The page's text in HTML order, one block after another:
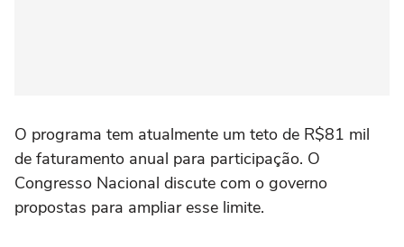
O programa tem atualmente um teto de R$81 mil
de faturamento ‌anual para participação. ‌O
Congresso ⁠Nacional ⁠discute com o governo
⁠propostas ‌para ‌ampliar esse limite.